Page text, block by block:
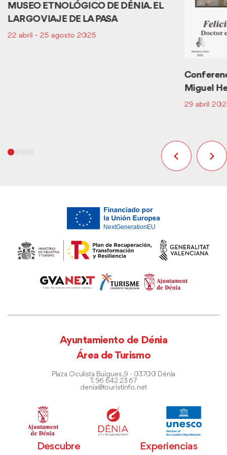
MUSEO ETNOLÓGICO DE DÉNIA. EL
LARGO VIAJE DE LA PASA
22 abril - 25 agosto 2025
Miguel
29 abril
Ayuntamiento de Dénia
Área de Turismo
Plaza Oculista Buigues, 9 - 03700 Dénia
T. 96 642 23 67
denia@touristinfo.net
Descubre Experiencias